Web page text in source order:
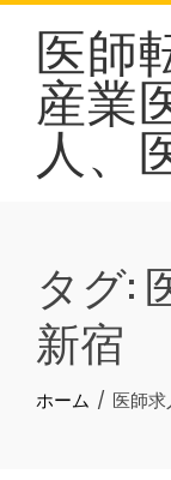
Skip
content医師
産業
人、
タグ:
新宿
ホーム 医師